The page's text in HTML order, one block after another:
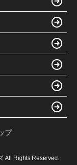
プ
All Rights Reserved.